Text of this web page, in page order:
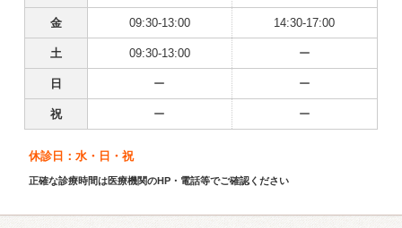
金 09:30-13:00 14:30-17:00
土 09:30-13:00 ー
日 ー ー
祝 ー ー
休診日：水・日・祝
正確な診療時間は医療機関のHP・電話等でご確認ください